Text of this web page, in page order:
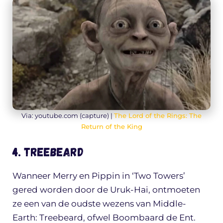
Via: youtube.com (capture) | The Lord of the Rings: The
Return of the King
4. Treebeard
Wanneer Merry en Pippin in ‘Two Towers’
gered worden door de Uruk-Hai, ontmoeten
ze een van de oudste wezens van Middle-
Earth: Treebeard, ofwel Boombaard de Ent.